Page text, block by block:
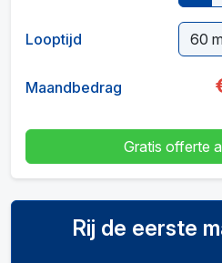
Looptijd
Maandbedrag
Gratis offerte
Rij de eerste